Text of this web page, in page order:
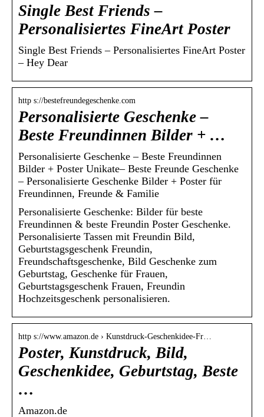
Single Best Friends –
Personalisiertes FineArt Poster
Single Best Friends – Personalisiertes FineArt Poster
– Hey Dear
http s://bestefreundegeschenke.com
Personalisierte Geschenke –
Beste Freundinnen Bilder + …
Personalisierte Geschenke – Beste Freundinnen
Bilder + Poster Unikate– Beste Freunde Geschenke
– Personalisierte Geschenke Bilder + Poster für
Freundinnen, Freunde & Familie
Personalisierte Geschenke: Bilder für beste
Freundinnen & beste Freundin Poster Geschenke.
Personalisierte Tassen mit Freundin Bild,
Geburtstagsgeschenk Freundin,
Freundschaftsgeschenke, Bild Geschenke zum
Geburtstag, Geschenke für Frauen,
Geburtstagsgeschenk Frauen, Freundin
Hochzeitsgeschenk personalisieren.
http s://www.amazon.de › Kunstdruck-Geschenkidee-Fr…
Poster, Kunstdruck, Bild,
Geschenkidee, Geburtstag, Beste
…
Amazon.de